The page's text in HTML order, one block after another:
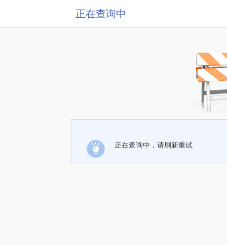
正在查询中
正在查询中，请刷新重试